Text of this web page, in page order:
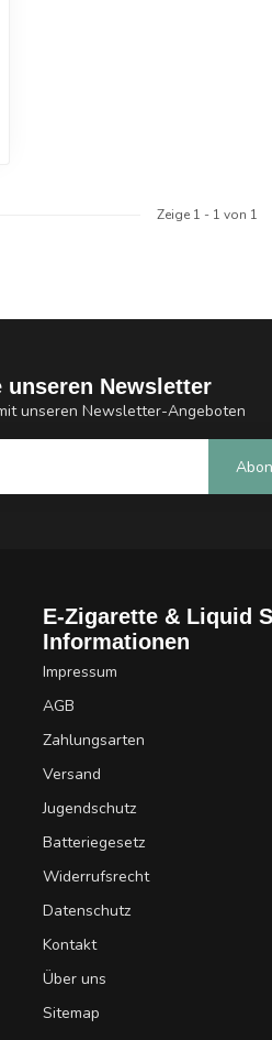
Zeige 1 - 1 von 1
unseren Newsletter
unseren Newsletter-Angeboten
E-Zigarette & Liquid
Informationen
Impressum
AGB
Zahlungsarten
Versand
Jugendschutz
Batteriegesetz
Widerrufsrecht
Datenschutz
Kontakt
Über uns
Sitemap